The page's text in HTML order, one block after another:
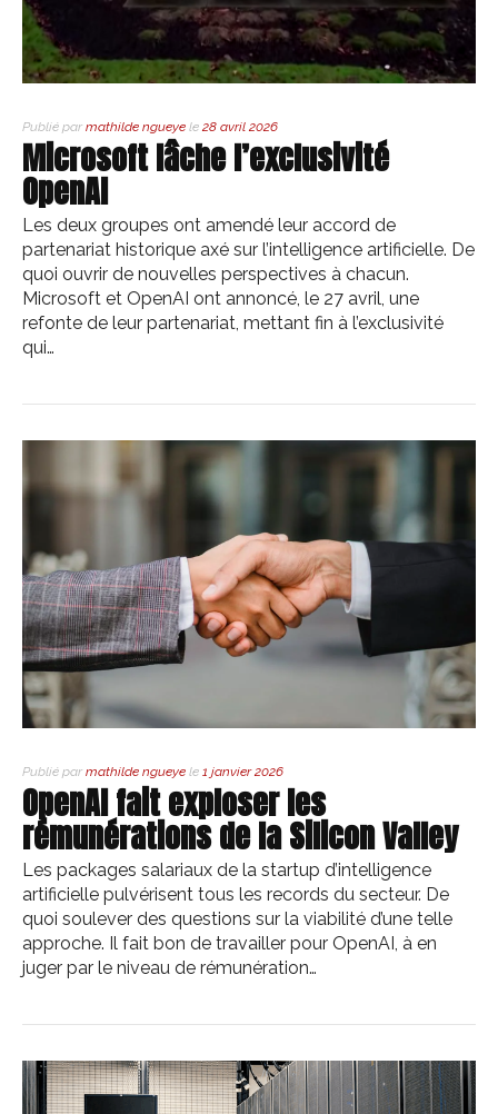
Publié par mathilde ngueye le 28 avril 2026
Microsoft lâche l’exclusivité
OpenAI
Les deux groupes ont amendé leur accord de
partenariat historique axé sur l’intelligence artificielle. De
quoi ouvrir de nouvelles perspectives à chacun.
Microsoft et OpenAI ont annoncé, le 27 avril, une
refonte de leur partenariat, mettant fin à l’exclusivité
qui…
Publié par mathilde ngueye le 1 janvier 2026
OpenAI fait exploser les
rémunérations de la Silicon Valley
Les packages salariaux de la startup d’intelligence
artificielle pulvérisent tous les records du secteur. De
quoi soulever des questions sur la viabilité d’une telle
approche. Il fait bon de travailler pour OpenAI, à en
juger par le niveau de rémunération…